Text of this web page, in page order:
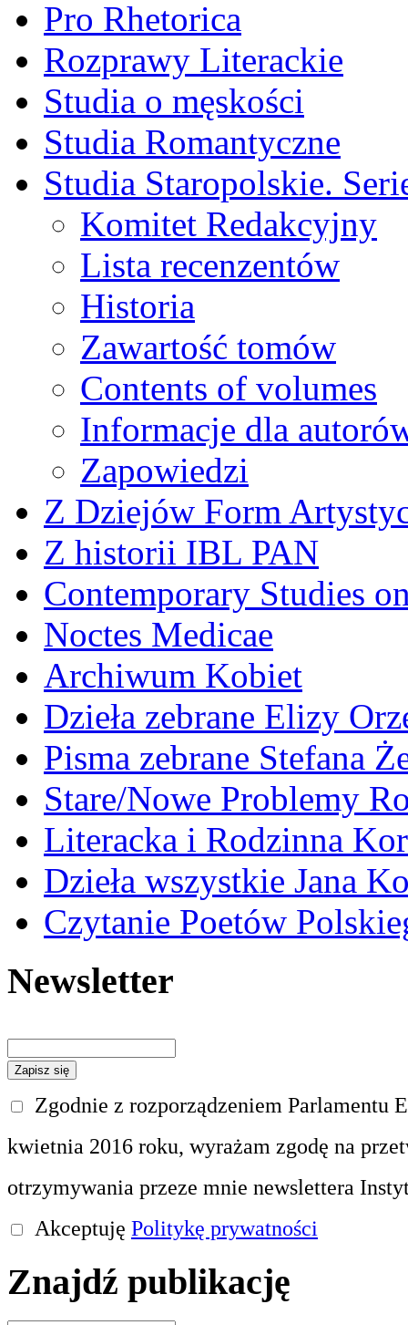
Pro Rhetorica
Rozprawy Literackie
Studia o męskości
Studia Romantyczne
Studia Staropolskie.
Komitet Redakcyjny
Lista recenzentów
Historia
Zawartość tomów
Contents of volumes
Informacje dla
Zapowiedzi
Z Dziejów Form
Z historii IBL PAN
Contemporary Studies
Noctes Medicae
Archiwum Kobiet
Dzieła zebrane Elizy
Pisma zebrane Stefana
Stare/Nowe Problemy
Literacka i Rodzinna
Dzieła wszystkie Jana
Czytanie Poetów
Newsletter
Zgodnie z rozporządzeniem Parlamentu
kwietnia 2016 roku, wyrażam zgodę na
otrzymywania przeze mnie newslettera
Akceptuję Politykę prywatności
Znajdź publikację